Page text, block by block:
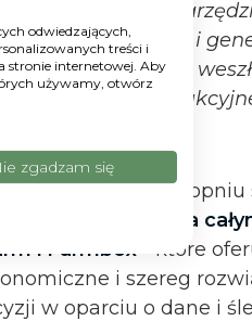
Nasze
zrównoważony i
cyfrowe rolnictwo
łańcucha
synergia
firmy w dużym stopniu
hektarów na
i Farmbox - które
i szereg
w oparciu o dane i
odwiedzających,
treści i
stronie internetowej. Aby
używamy, otwórz
zgadzam się